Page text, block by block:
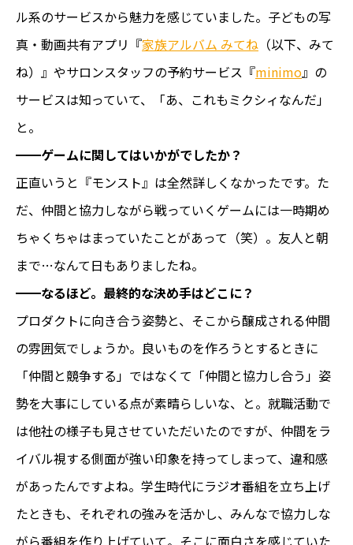
ル系のサービスから魅力を感じていました。子どもの写
真・動画共有アプリ『家族アルバム みてね （以下、みて
ね）』やサロンスタッフの予約サービス『minimo』の
サービスは知っていて、「あ、これもミクシィなんだ」
と。
━━ゲームに関してはいかがでしたか？
正直いうと『モンスト』は全然詳しくなかったです。た
だ、仲間と協力しながら戦っていくゲームには一時期め
ちゃくちゃはまっていたことがあって（笑）。友人と朝
まで…なんて日もありましたね。
━━なるほど。最終的な決め手はどこに？
プロダクトに向き合う姿勢と、そこから醸成される仲間
の雰囲気でしょうか。良いものを作ろうとするときに
「仲間と競争する」ではなくて「仲間と協力し合う」姿
勢を大事にしている点が素晴らしいな、と。就職活動で
は他社の様子も見させていただいたのですが、仲間をラ
イバル視する側面が強い印象を持ってしまって、違和感
があったんですよね。学生時代にラジオ番組を立ち上げ
たときも、それぞれの強みを活かし、みんなで協力しな